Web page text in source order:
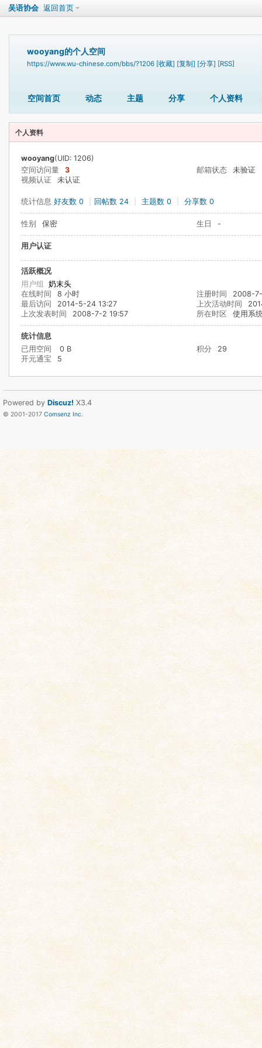
吴语协会 返回首页
wooyang的个人空间
https://www.wu-chinese.com/bbs/?1206 [收藏] [复制] [分享] [RSS]
空间首页 动态 主题 分享 个人资料
个人资料
wooyang(UID: 1206)
空间访问量
3 邮箱状态
未验证
视频认证
未认证
统计信息 好友数 0 回帖数 24 主题数 0 分享数 0
性别 保密 生日 -
用户认证
活跃概况
用户组 奶末头
在线时间
8 小时 注册时间
2008-
最后访问
2014-5-24 13:27 上次活动时间
上次发表时间
2008-7-2 19:57 所在时区 使用系
统计信息
已用空间
0 B 积分
29
开元通宝
5
Powered by Discuz! X3.4
© 2001-2017 Comsenz Inc.